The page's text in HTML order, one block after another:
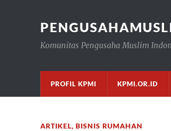
Komunitas Pengusaha Muslim
PROFIL KPMI KPMI.OR.ID
ARTIKEL, BISNIS RUMAHAN